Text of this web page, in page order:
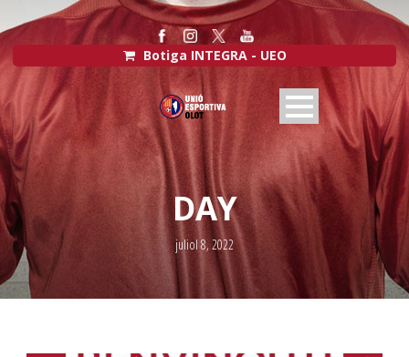
Botiga INTEGRA - UEO
DAY
juliol 8, 2022